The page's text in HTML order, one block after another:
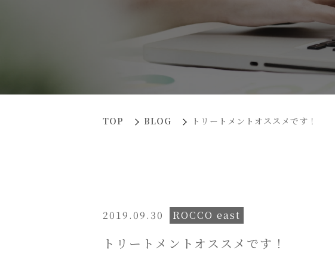
TOP BLOG トリートメントオススメです！
2019.09.30 ROCCO east
トリートメントオススメです！